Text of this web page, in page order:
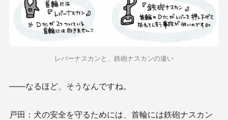
レバーナスカンと、鉄砲ナスカンの違い
——なるほど、そうなんですね。
戸田：犬の安全を守るためには、首輪には鉄砲ナスカン